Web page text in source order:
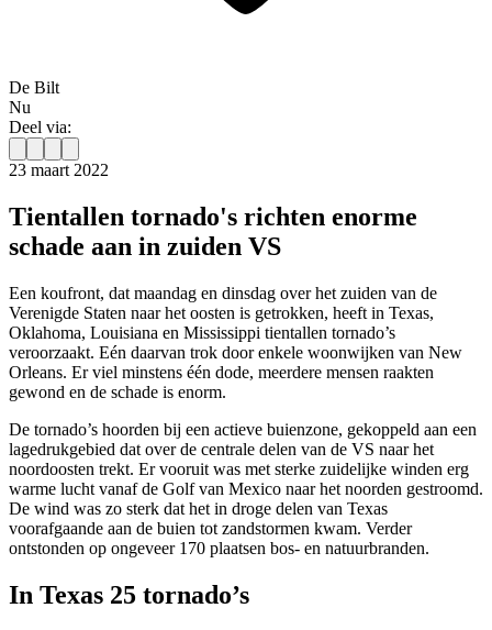
De Bilt
Nu
Deel via:
23 maart 2022
Tientallen tornado's richten enorme
schade aan in zuiden VS
Een koufront, dat maandag en dinsdag over het zuiden van de
Verenigde Staten naar het oosten is getrokken, heeft in Texas,
Oklahoma, Louisiana en Mississippi tientallen tornado’s
veroorzaakt. Eén daarvan trok door enkele woonwijken van New
Orleans. Er viel minstens één dode, meerdere mensen raakten
gewond en de schade is enorm.
De tornado’s hoorden bij een actieve buienzone, gekoppeld aan een
lagedrukgebied dat over de centrale delen van de VS naar het
noordoosten trekt. Er vooruit was met sterke zuidelijke winden erg
warme lucht vanaf de Golf van Mexico naar het noorden gestroomd.
De wind was zo sterk dat het in droge delen van Texas
voorafgaande aan de buien tot zandstormen kwam. Verder
ontstonden op ongeveer 170 plaatsen bos- en natuurbranden.
In Texas 25 tornado’s